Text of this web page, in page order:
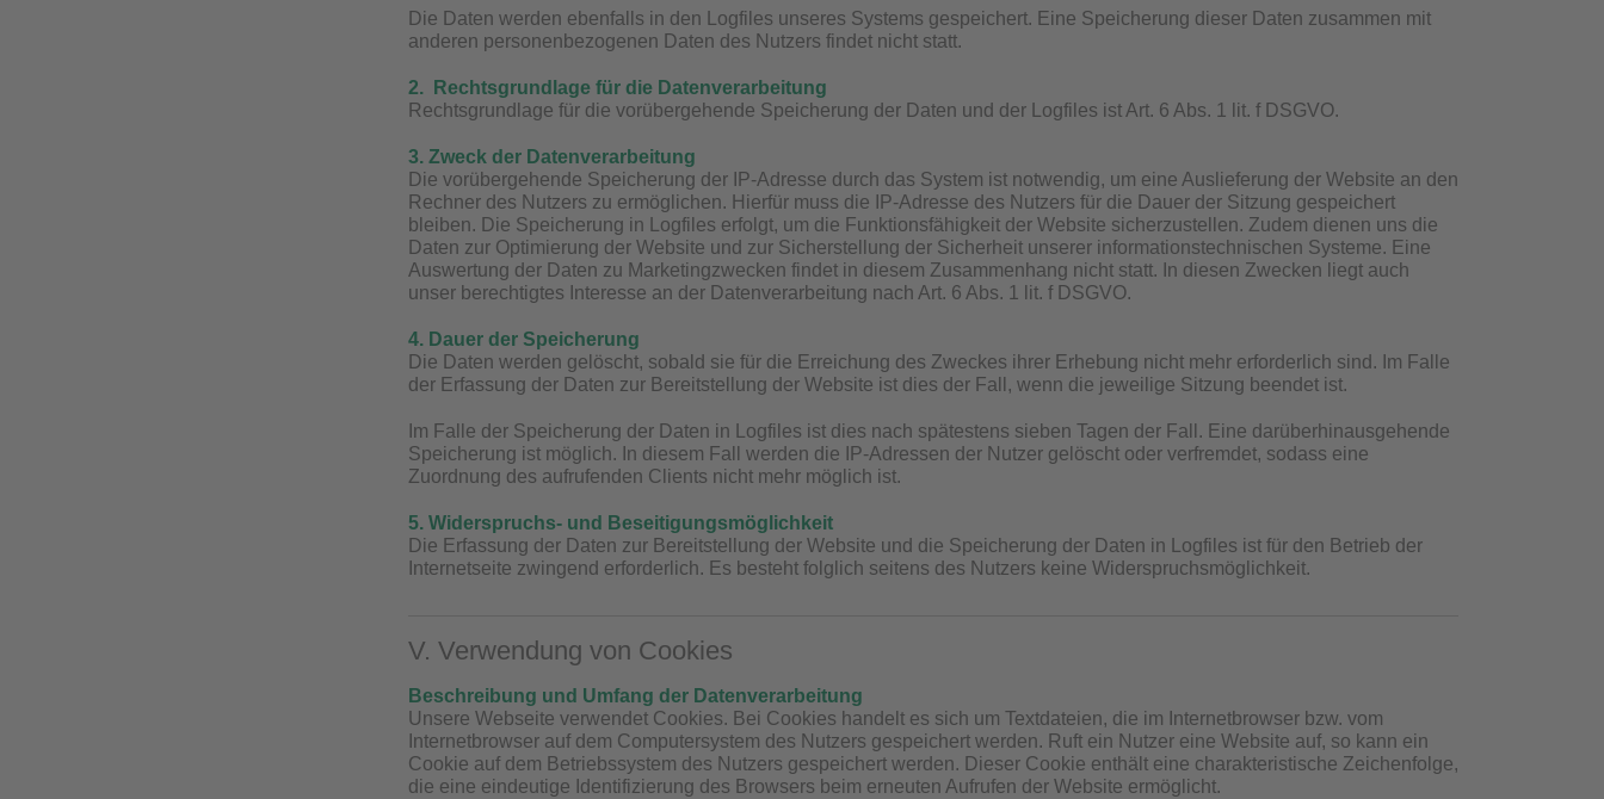
Die Daten werden ebenfalls in den Logfiles unseres Systems gespeichert. Eine Speicherung dieser Daten zusammen mit
anderen personenbezogenen Daten des Nutzers findet nicht statt.
2. Rechtsgrundlage für die Datenverarbeitung
Rechtsgrundlage für die vorübergehende Speicherung der Daten und der Logfiles ist Art. 6 Abs. 1 lit. f DSGVO.
3. Zweck der Datenverarbeitung
Die vorübergehende Speicherung der IP-Adresse durch das System ist notwendig, um eine Auslieferung der Website an den
Rechner des Nutzers zu ermöglichen. Hierfür muss die IP-Adresse des Nutzers für die Dauer der Sitzung gespeichert
bleiben. Die Speicherung in Logfiles erfolgt, um die Funktionsfähigkeit der Website sicherzustellen. Zudem dienen uns die
Daten zur Optimierung der Website und zur Sicherstellung der Sicherheit unserer informationstechnischen Systeme. Eine
Auswertung der Daten zu Marketingzwecken findet in diesem Zusammenhang nicht statt. In diesen Zwecken liegt auch
unser berechtigtes Interesse an der Datenverarbeitung nach Art. 6 Abs. 1 lit. f DSGVO.
4. Dauer der Speicherung
Die Daten werden gelöscht, sobald sie für die Erreichung des Zweckes ihrer Erhebung nicht mehr erforderlich sind. Im Falle
der Erfassung der Daten zur Bereitstellung der Website ist dies der Fall, wenn die jeweilige Sitzung beendet ist.
Im Falle der Speicherung der Daten in Logfiles ist dies nach spätestens sieben Tagen der Fall. Eine darüberhinausgehende
Speicherung ist möglich. In diesem Fall werden die IP-Adressen der Nutzer gelöscht oder verfremdet, sodass eine
Zuordnung des aufrufenden Clients nicht mehr möglich ist.
5. Widerspruchs- und Beseitigungsmöglichkeit
Die Erfassung der Daten zur Bereitstellung der Website und die Speicherung der Daten in Logfiles ist für den Betrieb der
Internetseite zwingend erforderlich. Es besteht folglich seitens des Nutzers keine Widerspruchsmöglichkeit.
V. Verwendung von Cookies
Beschreibung und Umfang der Datenverarbeitung
Unsere Webseite verwendet Cookies. Bei Cookies handelt es sich um Textdateien, die im Internetbrowser bzw. vom
Internetbrowser auf dem Computersystem des Nutzers gespeichert werden. Ruft ein Nutzer eine Website auf, so kann ein
Cookie auf dem Betriebssystem des Nutzers gespeichert werden. Dieser Cookie enthält eine charakteristische Zeichenfolge,
die eine eindeutige Identifizierung des Browsers beim erneuten Aufrufen der Website ermöglicht.